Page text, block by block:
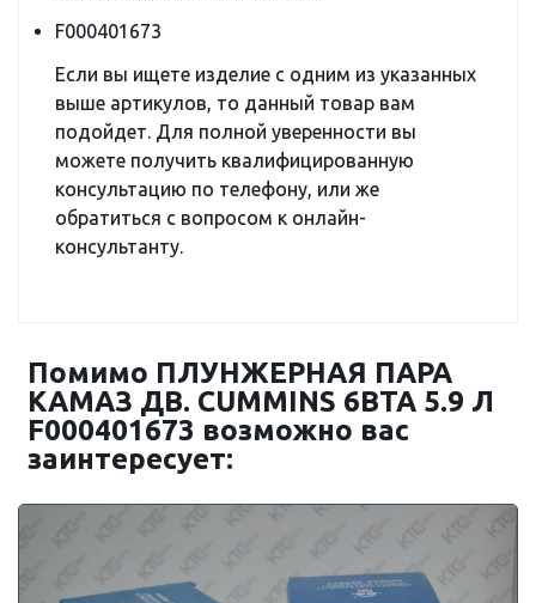
F000401673
Если вы ищете изделие с одним из указанных
выше артикулов, то данный товар вам
подойдет. Для полной уверенности вы
можете получить квалифицированную
консультацию по телефону, или же
обратиться с вопросом к онлайн-
консультанту.
Помимо ПЛУНЖЕРНАЯ ПАРА
KAMAЗ ДВ. CUMMINS 6BTA 5.9 Л
F000401673 возможно вас
заинтересует: